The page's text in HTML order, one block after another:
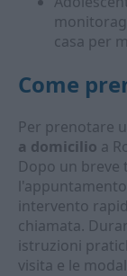
casa per
Come
Per prenotare
a domicilio a
Dopo un breve
intervento
chiamata.
istruzioni
visita e le